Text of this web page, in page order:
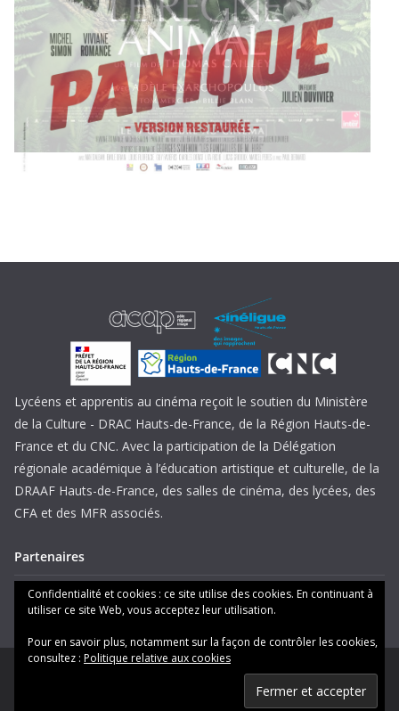
Lycéens et apprentis au cinéma reçoit le soutien du Ministère
de la Culture - DRAC Hauts-de-France, de la Région Hauts-de-
France et du CNC. Avec la participation de la Délégation
régionale académique à l’éducation artistique et culturelle, de la
DRAAF Hauts-de-France, des salles de cinéma, des lycées, des
CFA et des MFR associés.
Partenaires
Mentions légales
Lycéens et apprentis au cinéma Hauts-de-
. Tous droits réservés.
Confidentialité et cookies : ce site utilise des cookies. En continuant à
utiliser ce site Web, vous acceptez leur utilisation.
Pour en savoir plus, notamment sur la façon de contrôler les cookies,
consultez : Politique relative aux cookies